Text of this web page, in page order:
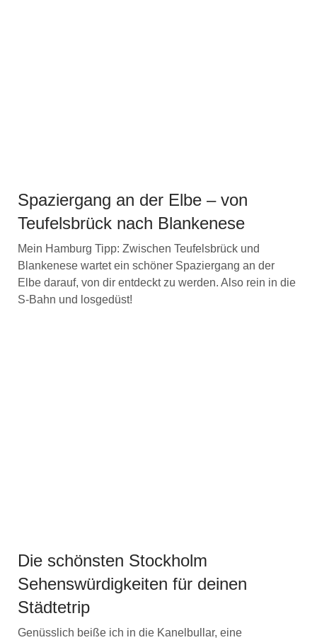
Spaziergang an der Elbe – von
Teufelsbrück nach Blankenese
Mein Hamburg Tipp: Zwischen Teufelsbrück und
Blankenese wartet ein schöner Spaziergang an der
Elbe darauf, von dir entdeckt zu werden. Also rein in die
S-Bahn und losgedüst!
Die schönsten Stockholm
Sehenswürdigkeiten für deinen
Städtetrip
Genüsslich beiße ich in die Kanelbullar, eine